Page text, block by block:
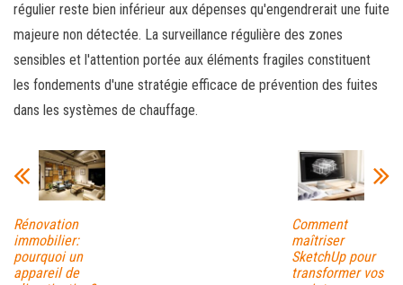
régulier reste bien inférieur aux dépenses qu'engendrerait une fuite
majeure non détectée. La surveillance régulière des zones
sensibles et l'attention portée aux éléments fragiles constituent
les fondements d'une stratégie efficace de prévention des fuites
dans les systèmes de chauffage.
Rénovation
immobilier:
pourquoi un
appareil de
Comment
maîtriser
SketchUp pour
transformer vos